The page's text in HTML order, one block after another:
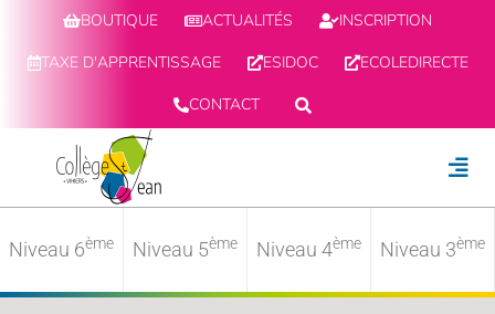
BOUTIQUE ACTUALITÉS
INSCRIPTION
TAXE D'APPRENTISSAGE
ESIDOC
ECOLEDIRECTE
CONTACT
Niveau 6ème Niveau 5ème Niveau 4ème Niveau 3ème